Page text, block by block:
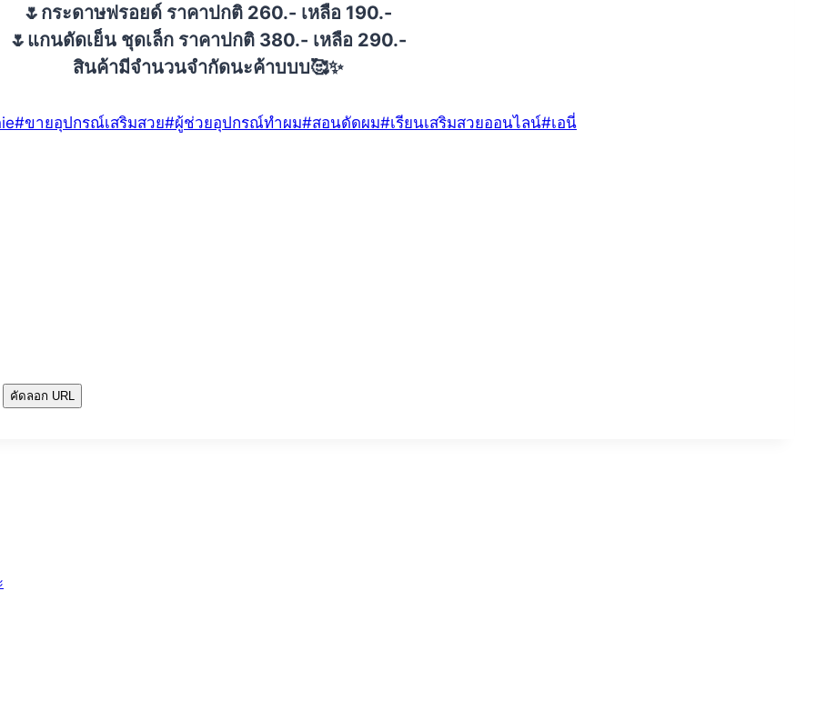
🌷กระดาษฟรอยด์ ราคาปกติ 260.- เหลือ 190.-
🌷แกนดัดเย็น ชุดเล็ก ราคาปกติ 380.- เหลือ 290.-
สินค้ามีจำนวนจำกัดนะค้าบบบ🥰✨
#ขายอุปกรณ์เสริมสวย#ผู้ช่วยอุปกรณ์ทำผม#สอนดัดผม#เรียนเสริมสวยออนไลน์#เอนี่
คัดลอก URL